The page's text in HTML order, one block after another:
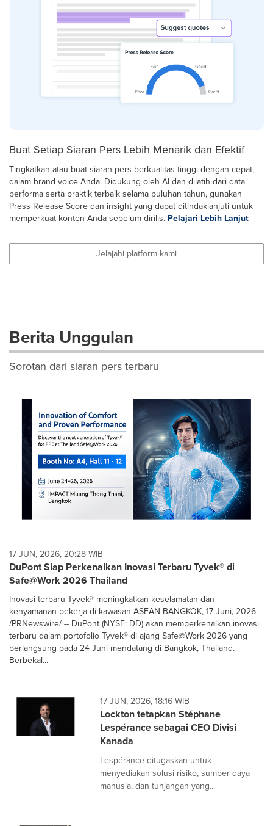
Buat Setiap Siaran Pers Lebih Menarik dan Efektif
Tingkatkan atau buat siaran pers berkualitas tinggi dengan cepat,
dalam brand voice Anda. Didukung oleh AI dan dilatih dari data
performa serta praktik terbaik selama puluhan tahun, gunakan
Press Release Score dan insight yang dapat ditindaklanjuti untuk
memperkuat konten Anda sebelum dirilis. Pelajari Lebih Lanjut
Jelajahi platform kami
Berita Unggulan
Sorotan dari siaran pers terbaru
17 JUN, 2026, 20:28 WIB
DuPont Siap Perkenalkan Inovasi Terbaru Tyvek® di
Safe@Work 2026 Thailand
Inovasi terbaru Tyvek® meningkatkan keselamatan dan
kenyamanan pekerja di kawasan ASEAN BANGKOK, 17 Juni, 2026
/PRNewswire/ -- DuPont (NYSE: DD) akan memperkenalkan inovasi
terbaru dalam portofolio Tyvek® di ajang Safe@Work 2026 yang
berlangsung pada 24 Juni mendatang di Bangkok, Thailand.
Berbekal...
17 JUN, 2026, 18:16 WIB
Lockton tetapkan Stéphane
Lespérance sebagai CEO Divisi
Kanada
Lespérance ditugaskan untuk
menyediakan solusi risiko, sumber daya
manusia, dan tunjangan yang...